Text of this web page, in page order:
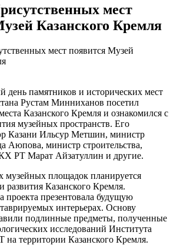
мест
Казанского Кремля
памятников и исторических мест
Рустам Минниханов посетил
Казанского Кремля и ознакомился с
музейных пространств. Его
Казани Ильсур Метшин, министр
Аюпова, министр строительства,
РТ Марат Айзатуллин и другие.
музейных площадок планируется
развития Казанского Кремля.
проекта презентовала будущую
интерьерах. Основу
подлинные предметы, полученные
исследований Института
территории Казанского Кремля.